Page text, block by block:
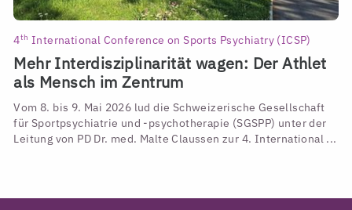
4th International Conference on Sports Psychiatry (ICSP)
Mehr Interdisziplinarität wagen: Der Athlet
als Mensch im Zentrum
Vom 8. bis 9. Mai 2026 lud die Schweizerische Gesellschaft
für Sportpsychiatrie und -psychotherapie (SGSPP) unter der
Leitung von PD Dr. med. Malte Claussen zur 4. International ...